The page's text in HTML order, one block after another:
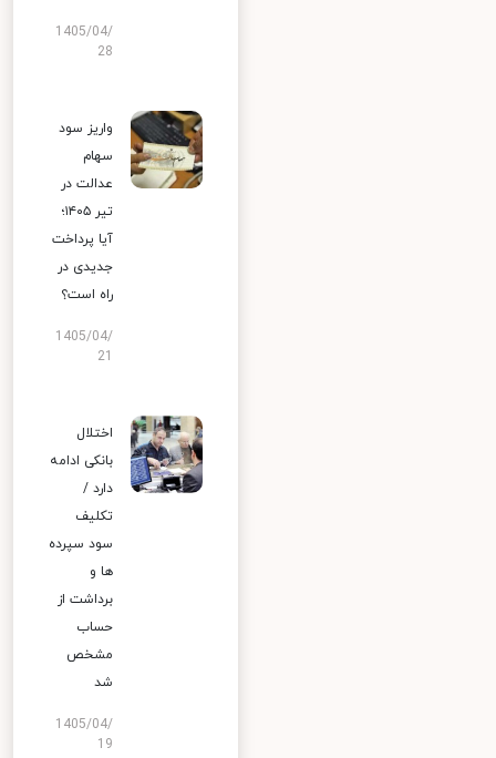
1405/04/
28
واریز سود
سهام
عدالت در
تیر ۱۴۰۵؛
آیا پرداخت
جدیدی در
راه است؟
1405/04/
اختلال
بانکی ادامه
دارد /
تکلیف
سود سپرده
ها و
برداشت از
حساب
مشخص
شد
1405/04/
19